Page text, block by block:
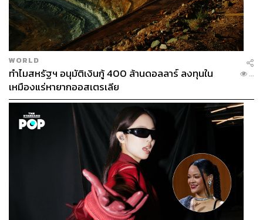
WORLD
ทำไมสหรัฐฯ อนุมัติเงินกู้ 400 ล้านดอลลาร์ ลงทุนใน
เหมืองแร่หายากออสเตรเลีย
...